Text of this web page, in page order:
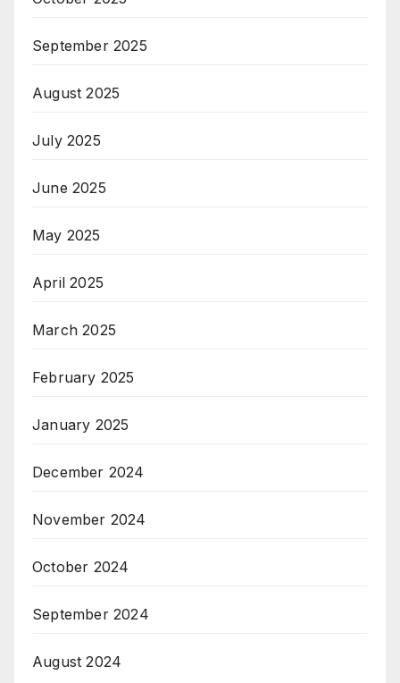
September 2025
August 2025
July 2025
June 2025
May 2025
April 2025
March 2025
February 2025
January 2025
December 2024
November 2024
October 2024
September 2024
August 2024